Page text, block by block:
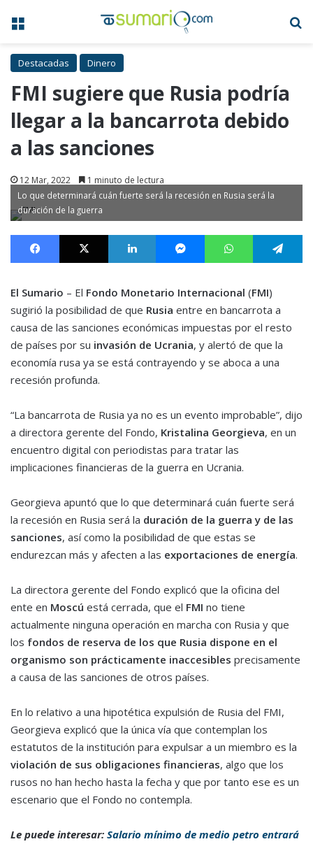
Menú
Destacadas Dinero
FMI sugiere que Rusia podría
llegar a la bancarrota debido
a las sanciones
12 Mar, 2022 1 minuto de lectura
Lo que determinará cuán fuerte será la recesión en Rusia será la
duración de la guerra
Facebook X LinkedIn MessengerWhatsApp
El Sumario – El Fondo Monetario Internacional (FMI)
sugirió la posibilidad de que Rusia entre en bancarrota a
causa de las sanciones económicas impuestas por el resto
de países por su invasión de Ucrania, y alertó de que la
economía rusa ya se está contrayendo y se aboca a una
recesión profunda.
“La bancarrota de Rusia ya no es un evento improbable”, dijo
a directora gerente del Fondo, Kristalina Georgieva, en un
encuentro digital con periodistas para tratar las
implicaciones financieras de la guerra en Ucrania.
Georgieva apuntó que lo que determinará cuán fuerte será
la recesión en Rusia será la duración de la guerra y de las
sanciones, así como la posibilidad de que estas se
endurezcan más y afecten a las exportaciones de energía.
La directora gerente del Fondo explicó que la oficina del
ente en Moscú está cerrada, que el FMI no tiene
actualmente ninguna operación en marcha con Rusia y que
los fondos de reserva de los que Rusia dispone en el
organismo son prácticamente inaccesibles precisamente
a causa de las sanciones de otros países.
En lo relativo a una hipotética expulsión de Rusia del FMI,
Georgieva explicó que la única vía que contemplan los
estatutos de la institución para expulsar a un miembro es la
violación de sus obligaciones financieras, algo que los
rusos no han hecho hasta la fecha y que por tanto ese es un
escenario que el Fondo no contempla.
Le puede interesar: Salario mínimo de medio petro entrará